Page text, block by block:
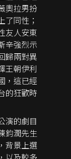
奧拉男扮
了同性；
友人安東
辛強烈示
歸兩對異
王朝伊利
，這已經
的狂歡時
演的劇目
鈞潤先生
背景上選